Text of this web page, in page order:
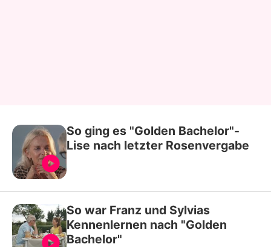
So ging es "Golden Bachelor"-
Lise nach letzter Rosenvergabe
So war Franz und Sylvias
Kennenlernen nach "Golden
Bachelor"